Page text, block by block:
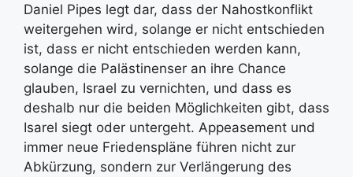
Daniel Pipes legt dar, dass der Nahostkonflikt
weitergehen wird, solange er nicht entschieden
ist, dass er nicht entschieden werden kann,
solange die Palästinenser an ihre Chance
glauben, Israel zu vernichten, und dass es
deshalb nur die beiden Möglichkeiten gibt, dass
Isarel siegt oder untergeht. Appeasement und
immer neue Friedenspläne führen nicht zur
Abkürzung, sondern zur Verlängerung des